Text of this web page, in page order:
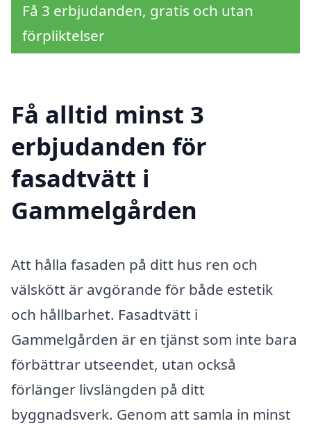
Få 3 erbjudanden, gratis och utan
förpliktelser
Få alltid minst 3
erbjudanden för
fasadtvätt i
Gammelgården
Att hålla fasaden på ditt hus ren och
välskött är avgörande för både estetik
och hållbarhet. Fasadtvätt i
Gammelgården är en tjänst som inte bara
förbättrar utseendet, utan också
förlänger livslängden på ditt
byggnadsverk. Genom att samla in minst